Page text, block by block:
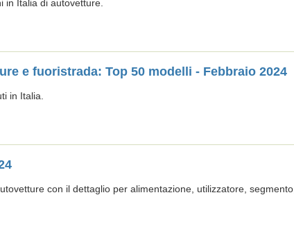
in Italia di autovetture.
e fuoristrada: Top 50 modelli - Febbraio 2024
in Italia.
con il dettaglio per alimentazione, utilizzatore, segmento,